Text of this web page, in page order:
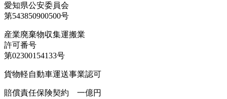
愛知県公安委員会
第543850900500号
産業廃棄物収集運搬業
許可番号
第02300154133号
貨物軽自動車運送事業認可
賠償責任保険契約 一億円